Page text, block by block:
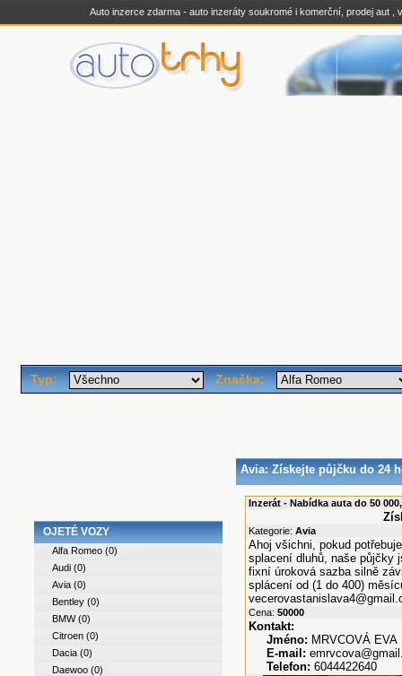
Auto inzerce zdarma - auto inzeráty soukromé i komerční, prodej aut ,
Typ: Značka:
OJETÉ VOZY
Alfa Romeo(0)
Audi(0)
Avia(0)
Bentley(0)
BMW(0)
Citroen(0)
Dacia(0)
Daewoo(0)
Avia: Získejte půjčku do 24
Inzerát - Nabídka auta do 50
Kategorie: Avia
Ahoj všichni, pokud
splacení dluhů, naše půjčky
fixní úroková sazba silně
splácení od (1 do 400)
Cena: 50000
Kontakt:
Jméno: MRVCOVÁ EVA
E-mail:
Telefon: 6044422640